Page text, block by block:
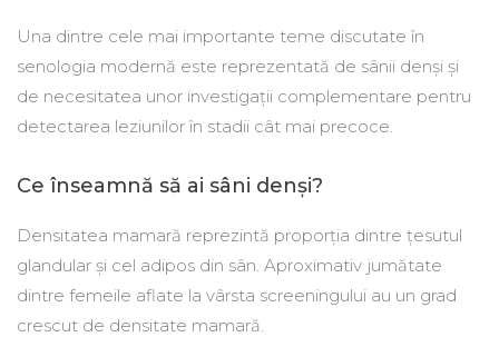
Una dintre cele mai importante teme discutate în
senologia modernă este reprezentată de sânii denși și
de necesitatea unor investigații complementare pentru
detectarea leziunilor în stadii cât mai precoce.
Ce înseamnă să ai sâni denși?
Densitatea mamară reprezintă proporția dintre țesutul
glandular și cel adipos din sân. Aproximativ jumătate
dintre femeile aflate la vârsta screeningului au un grad
crescut de densitate mamară.